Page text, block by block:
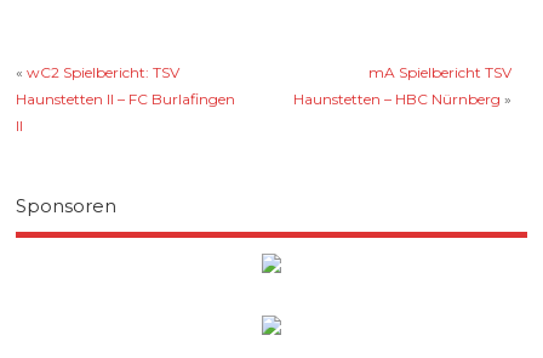
«wC2 Spielbericht: TSV
Haunstetten II – FC Burlafingen
II
mA Spielbericht TSV
Haunstetten – HBC Nürnberg »
Sponsoren